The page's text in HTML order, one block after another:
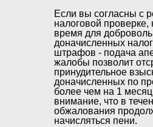
Если вы согласны с
налоговой
время для
доначисленных
штрафов - подача
жалобы позволит
принудительное
доначисленных по
более чем на 1
внимание, что в
обжалования
начисляться пени.